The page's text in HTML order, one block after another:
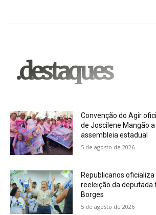
.destaques
Convenção do Agir
de Joscilene Mangão
assembleia estadual
5 de agosto de 2026
Republicanos
reeleição da deputada
Borges
5 de agosto de 2026